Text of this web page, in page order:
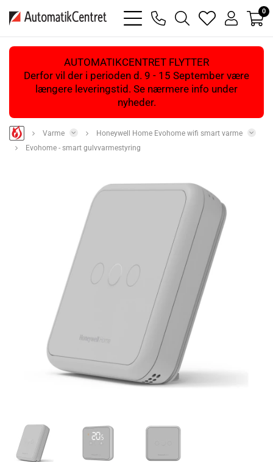
bars
light
phone
magnifying
glass
heart
light
user
light
0
AUTOMATIKCENTRET FLYTTER
Derfor vil der i perioden d. 9 - 15 September være
længere leveringstid. Se nærmere info under
nyheder.
Varme
Honeywell Home Evohome wifi smart varme
Evohome - smart gulvvarmestyring